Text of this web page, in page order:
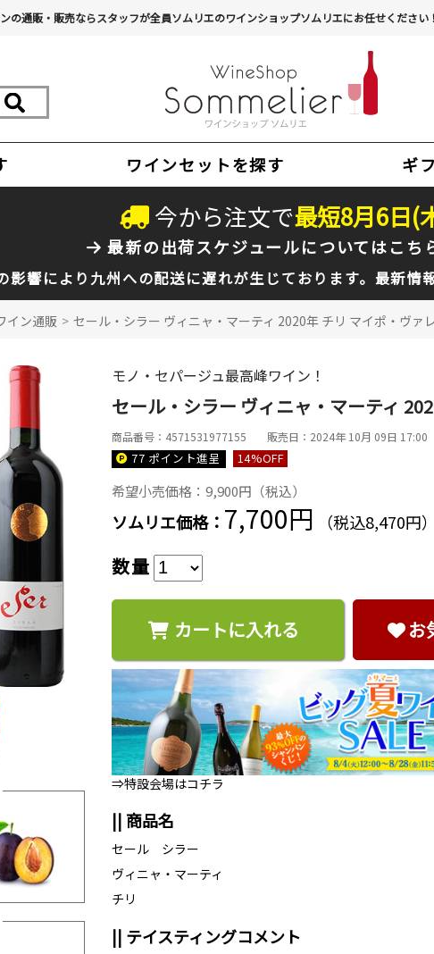
の通販・販売ならスタッフが全員ソムリエのワインショップソムリエにお任せください！
ワインセットを探す ギ
今から注文で最短8月6日(
最新の出荷スケジュールについてはこち
影響により九州への配送に遅れが生じております。最新情
イン通販 > セール・シラー ヴィニャ・マーティ 2020年 チリ マイポ・ヴァ
モノ・セパージュ最高峰ワイン！
セール・シラー ヴィニャ・マーティ
商品番号：4571531977155 販売日：2024年 10月 09日 17:00
77 ポイント進呈 14%OFF
希望小売価格：9,900円（税込）
ソムリエ価格： 7,700円 （税込8,470円）
数量
カートに入れる お
⇒特設会場はコチラ
|| 商品名
セール シラー
ヴィニャ・マーティ
チリ
|| テイスティングコメント